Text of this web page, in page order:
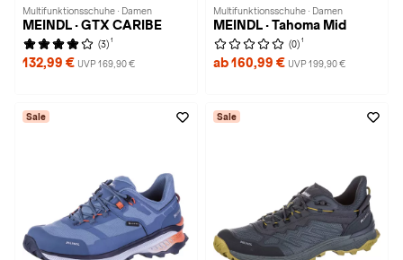
Multifunktionsschuhe · Damen
MEINDL · GTX CARIBE
(3) 1
132,99 € UVP 169,90 €
Multifunktionsschuhe · Damen
MEINDL · Tahoma Mid
(0) 1
ab 160,99 € UVP 199,90 €
Sale Sale